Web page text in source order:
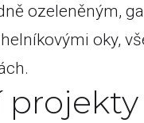
ozeleněným,
oky,
projekty